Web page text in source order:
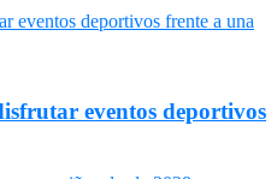
eventos deportivos